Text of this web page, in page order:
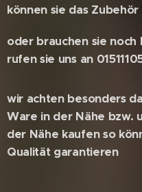
können sie das
oder brauchen sie
rufen sie uns an
wir achten besonders
Ware in der Nähe bzw.
der Nähe kaufen so
Qualität garantieren